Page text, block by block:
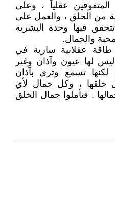
المتفوقين عقلياً ، وعلى
من الخلق ، والعمل على
تتحقق فيها وحدة البشرية
والجمال.
طاقة عقلانية سارية في
لها عيون وآذان وغير
تسمع وترى بآذان
خلقها ، وكل جمال لأي
. فتأملوا جمال الخلق